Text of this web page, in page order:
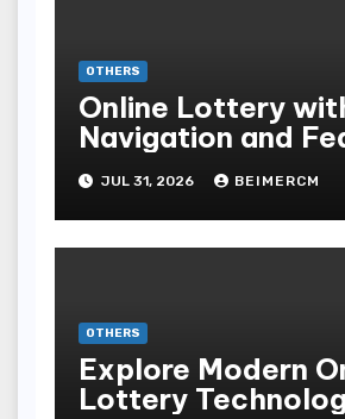
OTHERS
Online Lottery
Navigation and
JUL 31, 2026 BEIMERCM
OTHERS
Explore Modern
Lottery